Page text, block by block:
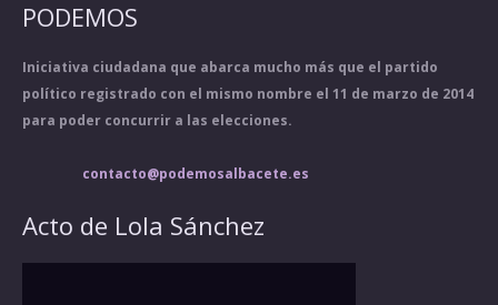
PODEMOS
Iniciativa ciudadana que abarca mucho más que el partido
político registrado con el mismo nombre el 11 de marzo de 2014
para poder concurrir a las elecciones.
contacto@podemosalbacete.es
Acto de Lola Sánchez